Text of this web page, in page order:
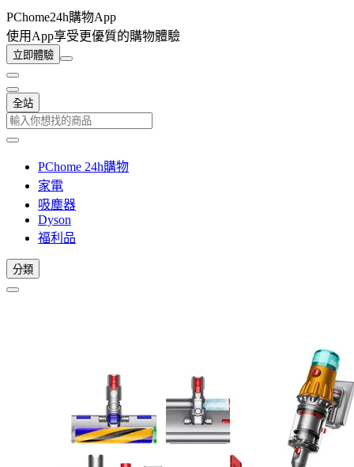
PChome24h購物App
使用App享受更優質的購物體驗
立即體驗
全站
PChome 24h購物
家電
吸塵器
Dyson
福利品
分類